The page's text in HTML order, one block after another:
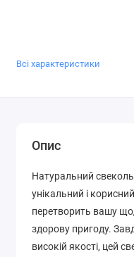
Всі характеристики
Опис
Натуральний
унікальний і
перетворить вашу
здорову пригоду.
високій якості, цей